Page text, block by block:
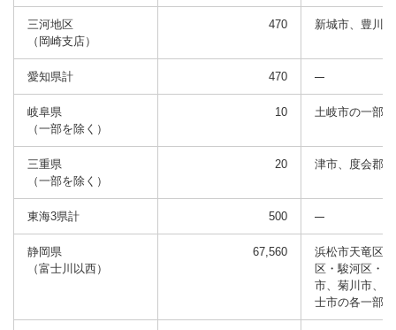
三河地区
（岡崎支店）
470 新城市、豊川
愛知県計 470
岐阜県
（一部を除く）
10 土岐市の一部
三重県
（一部を除く）
20 津市、度会郡
東海3県計 500
静岡県
（富士川以西）
67,560
浜松市天竜区
区・駿河区・
市、菊川市、
士市の各一部